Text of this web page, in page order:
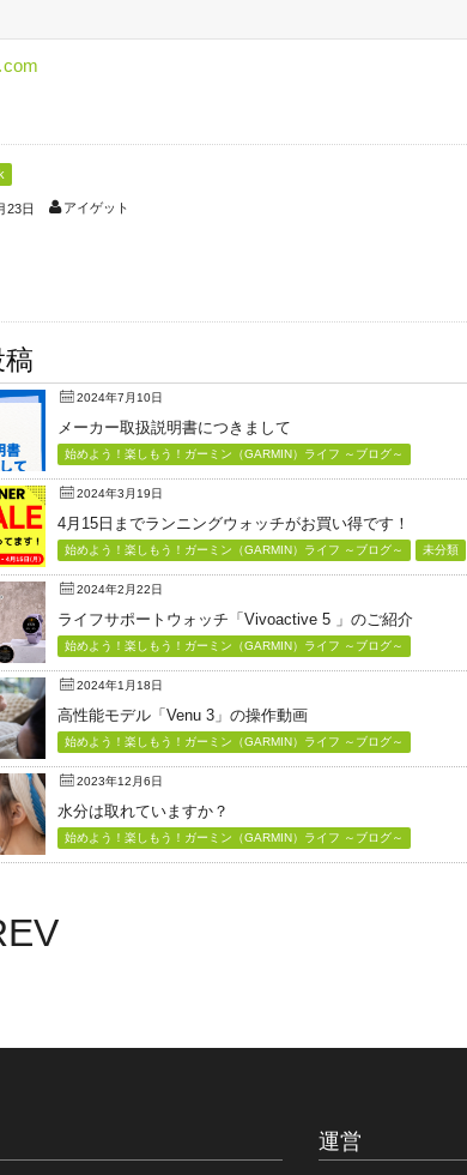
23日 アイゲット
2024年7月10日
メーカー取扱説明書につきまして
始めよう！楽しもう！ガーミン（GARMIN）ライフ ～ブログ～
2024年3月19日
4月15日までランニングウォッチがお買い得です！
始めよう！楽しもう！ガーミン（GARMIN）ライフ ～ブログ～ 未分類
2024年2月22日
ライフサポートウォッチ「Vivoactive 5 」のご紹介
始めよう！楽しもう！ガーミン（GARMIN）ライフ ～ブログ～
2024年1月18日
高性能モデル「Venu 3」の操作動画
始めよう！楽しもう！ガーミン（GARMIN）ライフ ～ブログ～
2023年12月6日
水分は取れていますか？
始めよう！楽しもう！ガーミン（GARMIN）ライフ ～ブログ～
運営